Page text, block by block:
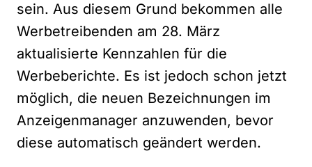
sein. Aus diesem Grund bekommen alle
Werbetreibenden am 28. März
aktualisierte Kennzahlen für die
Werbeberichte. Es ist jedoch schon jetzt
möglich, die neuen Bezeichnungen im
Anzeigenmanager anzuwenden, bevor
diese automatisch geändert werden.